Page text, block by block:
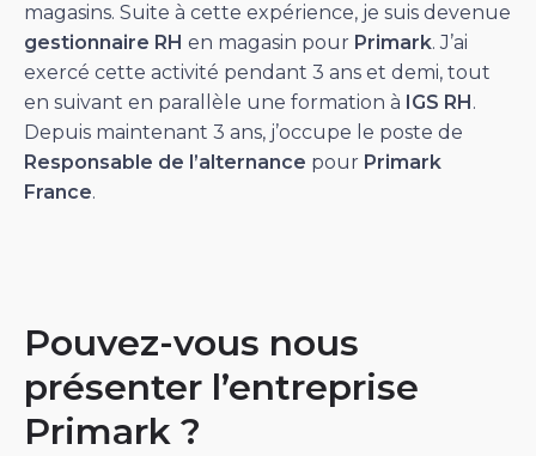
magasins. Suite à cette expérience, je suis devenue
gestionnaire RH en magasin pour Primark. J’ai
exercé cette activité pendant 3 ans et demi, tout
en suivant en parallèle une formation à IGS RH .
Depuis maintenant 3 ans, j’occupe le poste de
Responsable de l’alternance pour Primark
France.
Pouvez-vous nous
présenter l’entreprise
Primark ?